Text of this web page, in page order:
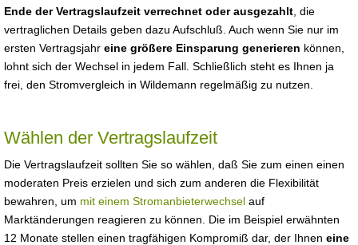
Ende der Vertragslaufzeit verrechnet oder ausgezahlt , die
vertraglichen Details geben dazu Aufschluß. Auch wenn Sie nur im
ersten Vertragsjahr eine größere Einsparung generieren können,
lohnt sich der Wechsel in jedem Fall. Schließlich steht es Ihnen ja
frei, den Stromvergleich in Wildemann regelmäßig zu nutzen.
Wählen der Vertragslaufzeit
Die Vertragslaufzeit sollten Sie so wählen, daß Sie zum einen einen
moderaten Preis erzielen und sich zum anderen die Flexibilität
bewahren, um mit einem Stromanbieterwechsel auf
Marktänderungen reagieren zu können. Die im Beispiel erwähnten
12 Monate stellen einen tragfähigen Kompromiß dar, der Ihnen eine